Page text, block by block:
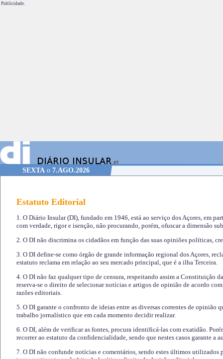
Publicidade.
SEXTA o 7.AGO.2026
Estatuto Editorial
1. O Diário Insular (DI), fundado em 1946, está ao serviço dos Açores, em
com verdade, rigor e isenção, não procurando, porém, ofuscar a dimensão
2. O DI não discrimina os cidadãos em função das suas opiniões políticas,
3. O DI define-se como órgão de grande informação regional dos Açores,
estatuto reclama em relação ao seu mercado principal, que é a ilha Terceira.
4. O DI não faz qualquer tipo de censura, respeitando assim a Constituição
reserva-se o direito de selecionar notícias e artigos de opinião de acordo
razões editoriais.
5. O DI garante o confronto de ideias entre as diversas correntes de opinião
trabalho jornalístico que em cada momento decidir realizar.
6. O DI, além de verificar as fontes, procura identificá-las com exatidão.
recorrer ao estatuto da confidencialidade, sendo que nestes casos garante a
7. O DI não confunde notícias e comentários, sendo estes últimos utilizados